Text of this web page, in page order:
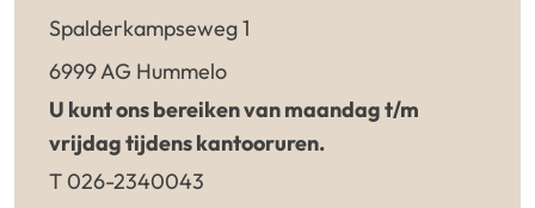
Spalderkampseweg 1
6999 AG Hummelo
U kunt ons bereiken van maandag t/m
vrijdag tijdens kantooruren.
T 026-2340043